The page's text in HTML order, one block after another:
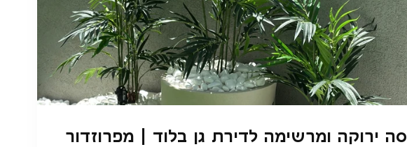
ירוקה ומרשימה לדירת גן בלוד | מפרוזדור